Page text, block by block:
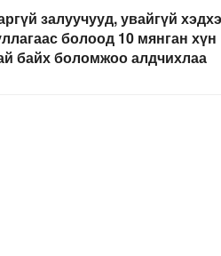
залуучууд, увайгүй
болоод 10 мянган хүн
байх боломжоо алдчихлаа